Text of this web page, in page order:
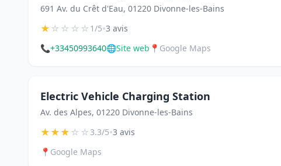
691 Av. du Crêt d'Eau, 01220 Divonne-les-Bains
★☆☆☆☆1/5•3 avis
📞+33450993640🌐Site web 📍 Google Maps
Electric Vehicle Charging Station
Av. des Alpes, 01220 Divonne-les-Bains
★★★☆☆3.3/5•3 avis
📍 Google Maps